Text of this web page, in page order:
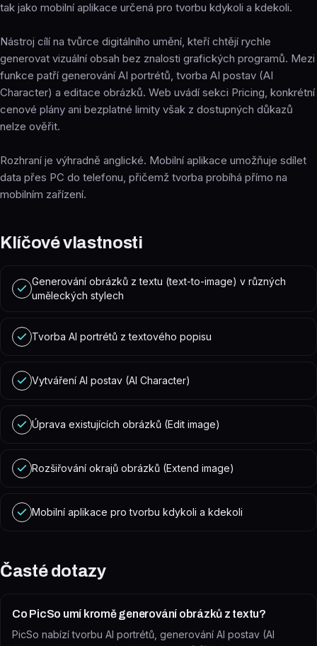
tak jako mobilní aplikace určená pro tvorbu kdykoli a kdekoli.
Nástroj cílí na tvůrce digitálního umění, kteří chtějí rychle
generovat vizuální obsah bez znalosti grafických programů. Mezi
funkce patří generování AI portrétů, tvorba AI postav (AI
Character) a editace obrázků. Web uvádí sekci Pricing, konkrétní
cenové plány ani bezplatné limity však z dostupných důkazů
nelze ověřit.
Rozhraní je výhradně anglické. Mobilní aplikace umožňuje sdílet
data přes PC do telefonu, přičemž tvorba probíhá přímo na
mobilním zařízení.
Klíčové vlastnosti
Generování obrázků z textu (text-to-image) v různých
uměleckých stylech
Tvorba AI portrétů z textového popisu
Vytváření AI postav (AI Character)
Úprava existujících obrázků (Edit image)
Rozšiřování okrajů obrázků (Extend image)
Mobilní aplikace pro tvorbu kdykoli a kdekoli
Časté dotazy
Co PicSo umí kromě generování obrázků z textu?
PicSo nabízí tvorbu AI portrétů, generování AI postav (AI